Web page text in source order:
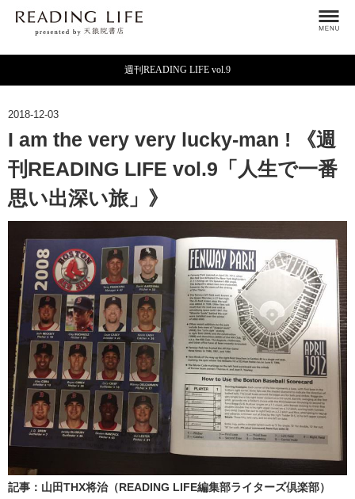
週刊READING LIFE vol.9
2018-12-03
I am the very very lucky-man ! 《週
刊READING LIFE vol.9「人生で一番
思い出深い旅」》
記事：山田THX将治（READING LIFE編集部ライターズ倶楽部）